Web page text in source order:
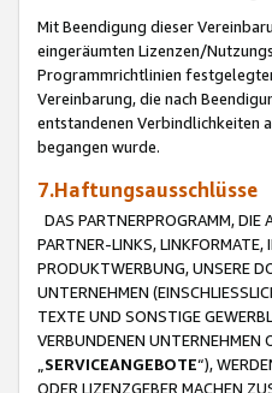
Mit Beendigung dieser
eingeräumten Lizenzen/
Programmrichtlinien
Vereinbarung, die nach
entstandenen Verbindlichkeiten
begangen wurde.
7.Haftungsausschlüsse
DAS PARTNERPROGRAMM,
PARTNER-LINKS,
PRODUKTWERBUNG, UNSERE
UNTERNEHMEN
TEXTE UND SONSTIGE
VERBUNDENEN UNTERNEHMEN
SERVICEANGEBOTE“),
ODER LIZENZGEBER MACHEN